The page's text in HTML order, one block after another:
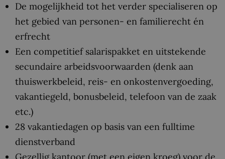
De mogelijkheid tot het verder specialiseren op
het gebied van personen- en familierecht én
erfrecht
Een competitief salarispakket en uitstekende
secundaire arbeidsvoorwaarden (denk aan
thuiswerkbeleid, reis- en onkostenvergoeding,
vakantiegeld, bonusbeleid, telefoon van de zaak
etc.)
28 vakantiedagen op basis van een fulltime
dienstverband